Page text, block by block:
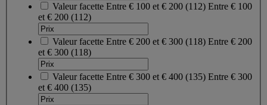
Valeur facette Entre € 100 et € 200 (112) Entre € 100
et € 200 (112)
Valeur facette Entre € 200 et € 300 (118) Entre € 200
et € 300 (118)
Valeur facette Entre € 300 et € 400 (135) Entre € 300
et € 400 (135)